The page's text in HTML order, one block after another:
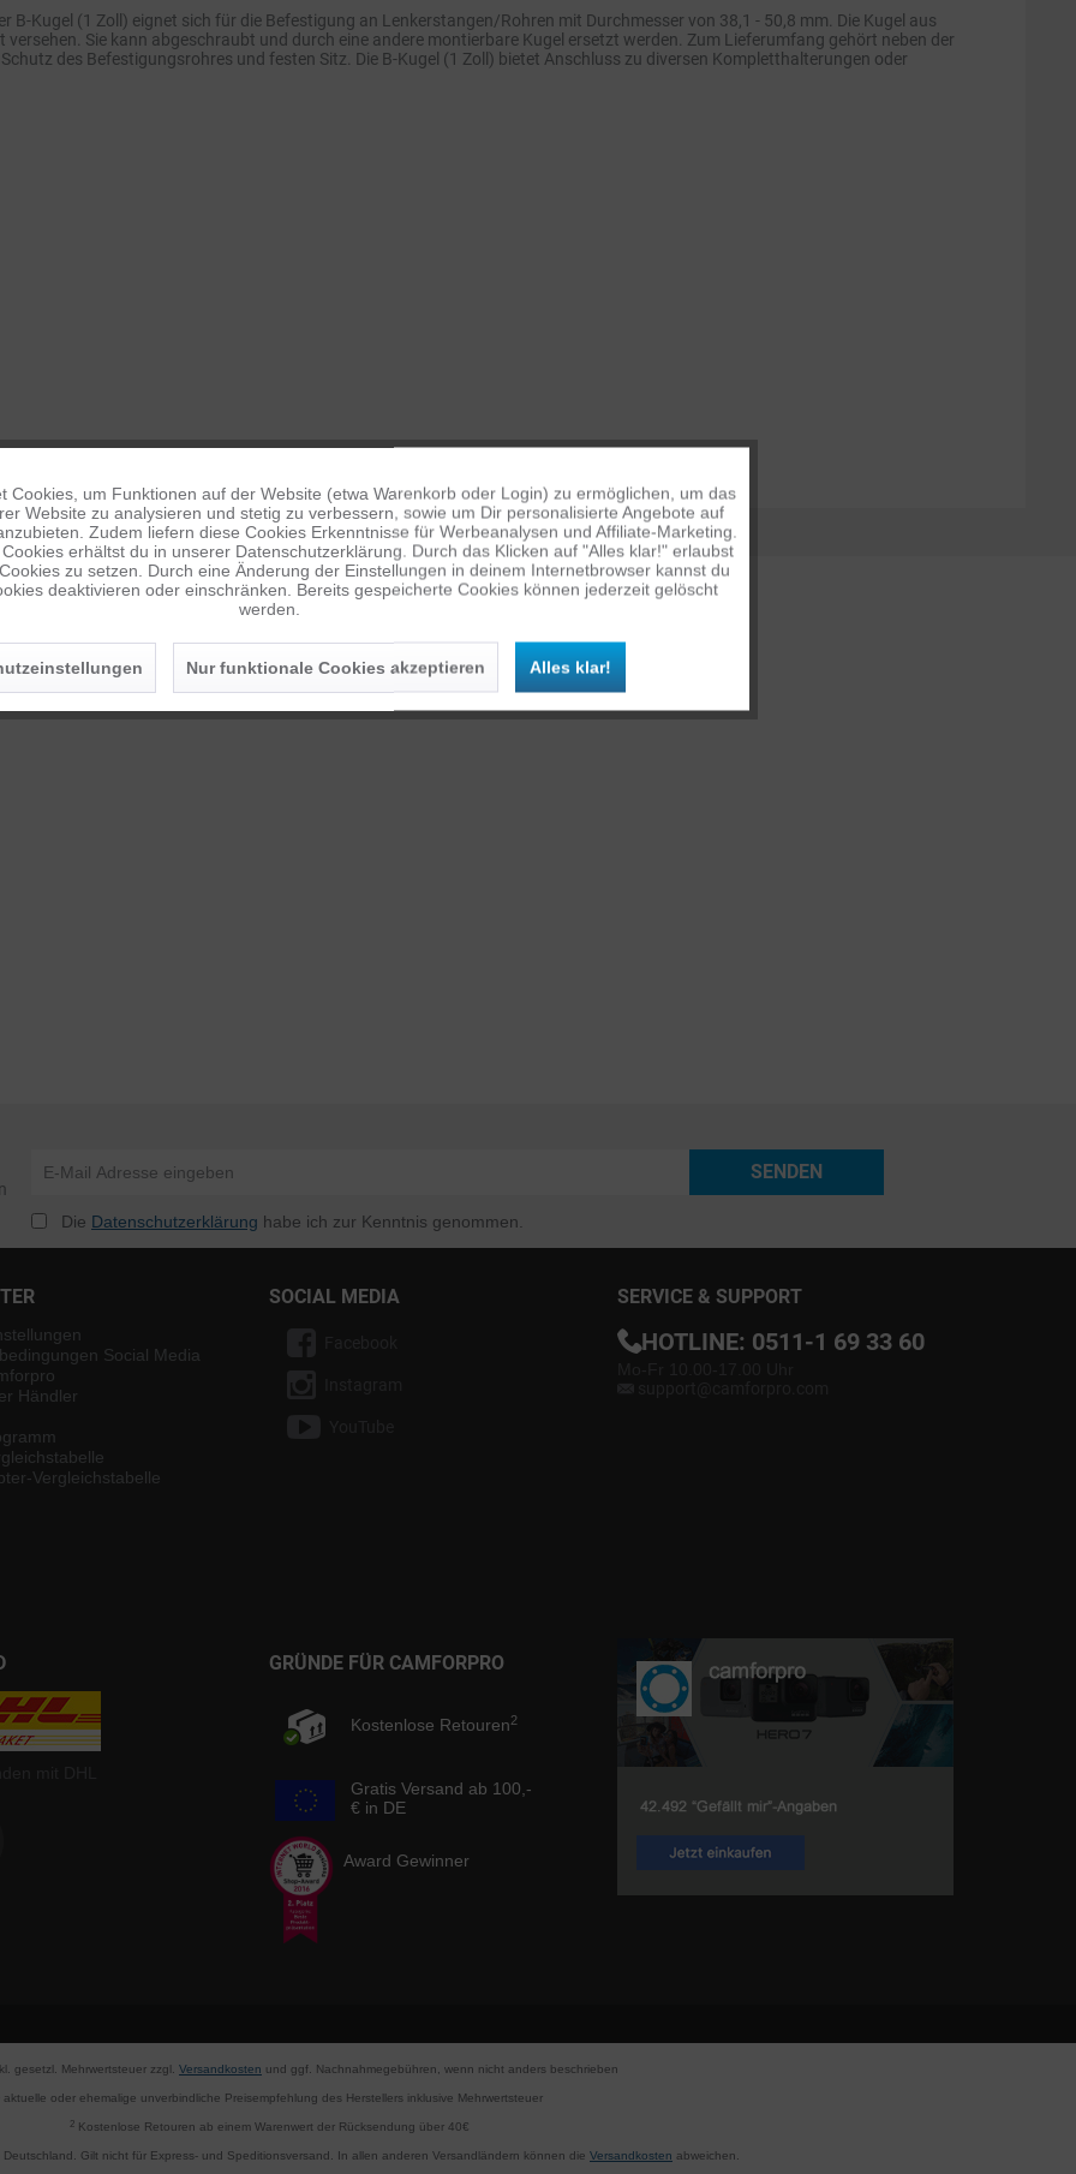
Kugel (1 Zoll) eignet sich für die Befestigung an Lenkerstangen/Rohren mit Durchmesser von 38,1 - 50,8 mm. Die Kugel aus
Sie kann abgeschraubt und durch eine andere montierbare Kugel ersetzt werden. Zum Lieferumfang gehört neben der
des Befestigungsrohres und festen Sitz. Die B-Kugel (1 Zoll) bietet Anschluss zu diversen Kompletthalterungen oder
SENDEN
Die Datenschutzerklärung habe ich zur Kenntnis genommen.
Social Media
Händler
Vergleichstabelle
SOCIAL MEDIA SERVICE & SUPPORT
HOTLINE: 0511-1 69 33 60
GRÜNDE FÜR CAMFORPRO
Kostenlose Retouren2
Gratis Versand ab 100,-
€ in DE
Award Gewinner
gesetzl. Mehrwertsteuer zzgl. Versandkosten und ggf. Nachnahmegebühren, wenn nicht anders beschrieben
aktuelle oder ehemalige unverbindliche Preisempfehlung des Herstellers inklusive Mehrwertsteuer
2Kostenlose Retouren ab einem Warenwert der Rücksendung über 40€
Gilt nicht für Express- und Speditionsversand. In allen anderen Versandländern können die Versandkosten abweichen.
Aktiv
Inaktiv
Inaktiv
Cookies, um Funktionen auf der Website (etwa Warenkorb oder Login) zu ermöglichen, um das
Website zu analysieren und stetig zu verbessern, sowie um Dir personalisierte Angebote auf
Zudem liefern diese Cookies Erkenntnisse für Werbeanalysen und Affiliate-Marketing.
erhältst du in unserer Datenschutzerklärung. Durch das Klicken auf "Alles klar!" erlaubst
zu setzen. Durch eine Änderung der Einstellungen in deinem Internetbrowser kannst du
deaktivieren oder einschränken. Bereits gespeicherte Cookies können jederzeit gelöscht
werden.
Nur funktionale Cookies akzeptieren Alles klar!